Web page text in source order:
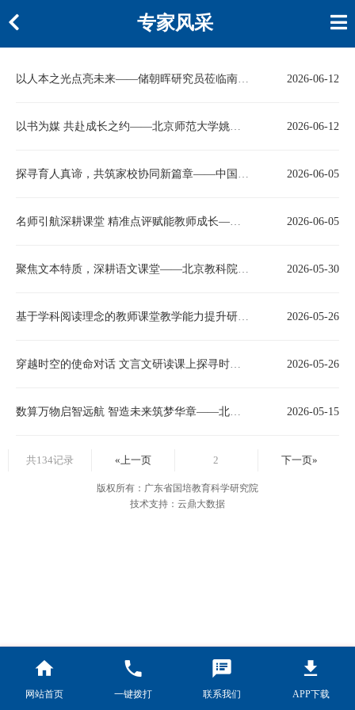
专家风采
以人本之光点亮未来——储朝晖研究员莅临南昌职业大学纵论家庭教育与人口战略新走向 2026-06-12
以书为媒 共赴成长之约——北京师范大学姚颖教授讲座：亲子共读：爱陪伴，慢成长 2026-06-12
探寻育人真谛，共筑家校协同新篇章——中国教育科学研究院单志艳博士莅临南昌职业大学做学术报告 2026-06-05
名师引航深耕课堂 精准点评赋能教师成长——东城教科院基于学科阅读理念的教师课堂能力提升研修活动圆满落幕 2026-06-05
聚焦文本特质，深耕语文课堂——北京教科院专家闫勇莅临中山街小学永乐店校区指导教学教研活动 2026-05-30
基于学科阅读理念的教师课堂教学能力提升研修展示课——实验学校王储老师展示课在青年湖小学成功开展 2026-05-26
穿越时空的使命对话 文言文研读课上探寻时代担当 2026-05-26
数算万物启智远航 智造未来筑梦华章——北京市十一晋元中学成功举办“海π数学节”主题活动 2026-05-15
共134记录 «上一页 2 下一页»
版权所有：广东省国培教育科学研究院
技术支持：云鼎大数据
网站首页 一键拨打 联系我们 APP下载